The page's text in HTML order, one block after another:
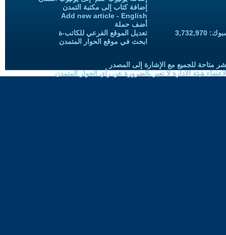
إضافة كتاب إلى مكتبة التمدن
Add new article - English
أضف حملة
تعديل الموقع الفرعي للكاتب-ة
ابحث في موقع الحوار المتمدن
متاحة للجميع مع الإشارة إلى المصدر
هيئة الادارة لا تعبر بالضرورة عن رأي الحوار المتمدن